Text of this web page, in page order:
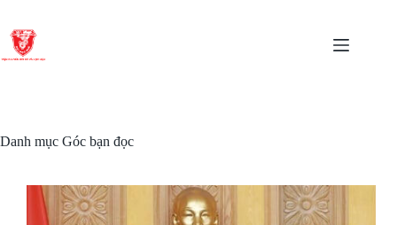
phần
nội
Danh mục Góc bạn đọc